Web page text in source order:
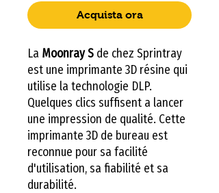
Acquista ora
La Moonray S de chez Sprintray
est une imprimante 3D résine qui
utilise la technologie DLP.
Quelques clics suffisent a lancer
une impression de qualité. Cette
imprimante 3D de bureau est
reconnue pour sa facilité
d'utilisation, sa fiabilité et sa
durabilité.